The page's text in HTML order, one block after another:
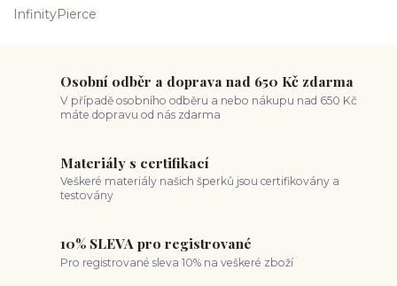
Osobní odběr a doprava nad 650 Kč zdarma
V případě osobního odběru a nebo nákupu nad 650 Kč
máte dopravu od nás zdarma
Materiály s certifikací
Veškeré materiály našich šperků jsou certifikovány a
testovány
10% SLEVA pro registrované
Pro registrované sleva 10% na veškeré zboží